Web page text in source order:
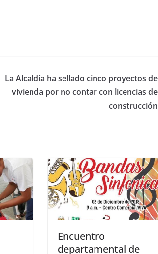
La Alcaldía ha sellado cinco proyectos de
vivienda por no contar con licencias de
construcción
Encuentro
departamental de